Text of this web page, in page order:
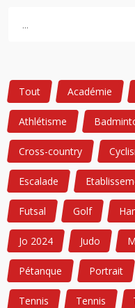
Tout Académie
Athlétisme
Cross-country
Escalade
Futsal Golf
Jo 2024 Judo
Pétanque Portrait
Tennis Tennis